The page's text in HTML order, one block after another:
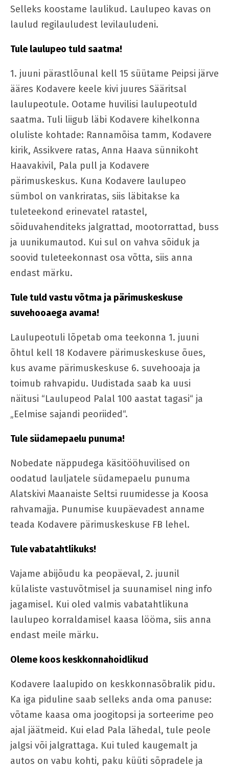
Selleks koostame laulikud. Laulupeo kavas on
laulud regilauludest levilauludeni.
Tule laulupeo tuld saatma!
1. juuni pärastlõunal kell 15 süütame Peipsi järve
ääres Kodavere keele kivi juures Sääritsal
laulupeotule. Ootame huvilisi laulupeotuld
saatma. Tuli liigub läbi Kodavere kihelkonna
oluliste kohtade: Rannamõisa tamm, Kodavere
kirik, Assikvere ratas, Anna Haava sünnikoht
Haavakivil, Pala pull ja Kodavere
pärimuskeskus. Kuna Kodavere laulupeo
sümbol on vankriratas, siis läbitakse ka
tuleteekond erinevatel ratastel,
sõiduvahenditeks jalgrattad, mootorrattad, buss
ja uunikumautod. Kui sul on vahva sõiduk ja
soovid tuleteekonnast osa võtta, siis anna
endast märku.
Tule tuld vastu võtma ja pärimuskeskuse
suvehooaega avama!
Laulupeotuli lõpetab oma teekonna 1. juuni
õhtul kell 18 Kodavere pärimuskeskuse õues,
kus avame pärimuskeskuse 6. suvehooaja ja
toimub rahvapidu. Uudistada saab ka uusi
näitusi “Laulupeod Palal 100 aastat tagasi“ ja
„Eelmise sajandi peoriided“.
Tule südamepaelu punuma!
Nobedate näppudega käsitööhuvilised on
oodatud lauljatele südamepaelu punuma
Alatskivi Maanaiste Seltsi ruumidesse ja Koosa
rahvamajja. Punumise kuupäevadest anname
teada Kodavere pärimuskeskuse FB lehel.
Tule vabatahtlikuks!
Vajame abijõudu ka peopäeval, 2. juunil
külaliste vastuvõtmisel ja suunamisel ning info
jagamisel. Kui oled valmis vabatahtlikuna
laulupeo korraldamisel kaasa lööma, siis anna
endast meile märku.
Oleme koos keskkonnahoidlikud
Kodavere laalupido on keskkonnasõbralik pidu.
Ka iga piduline saab selleks anda oma panuse:
võtame kaasa oma joogitopsi ja sorteerime peo
ajal jäätmeid. Kui elad Pala lähedal, tule peole
jalgsi või jalgrattaga. Kui tuled kaugemalt ja
autos on vabu kohti, paku küüti sõpradele ja